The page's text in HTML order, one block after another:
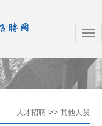
人才招聘 >> 其他人员